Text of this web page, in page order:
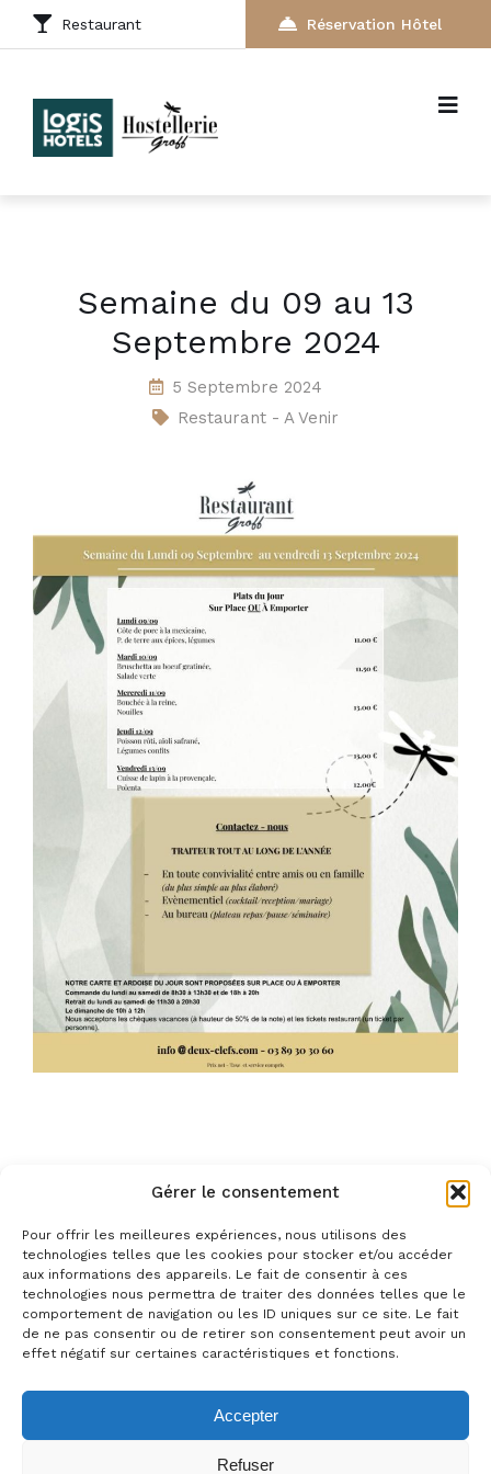
Gérer le consentement
Pour offrir les meilleures expériences, nous utilisons des
technologies telles que les cookies pour stocker et/ou accéder
aux informations des appareils. Le fait de consentir à ces
technologies nous permettra de traiter des données telles que le
comportement de navigation ou les ID uniques sur ce site. Le fait
de ne pas consentir ou de retirer son consentement peut avoir un
effet négatif sur certaines caractéristiques et fonctions.
Accepter
Refuser
Restaurant Réservation Hôtel
Semaine du 09 au 13
Septembre 2024
5 Septembre 2024
Restaurant - A Venir
© 2025 Hôtellerie Digitale. All Rights Reserved
Mentions Légales
Langue: